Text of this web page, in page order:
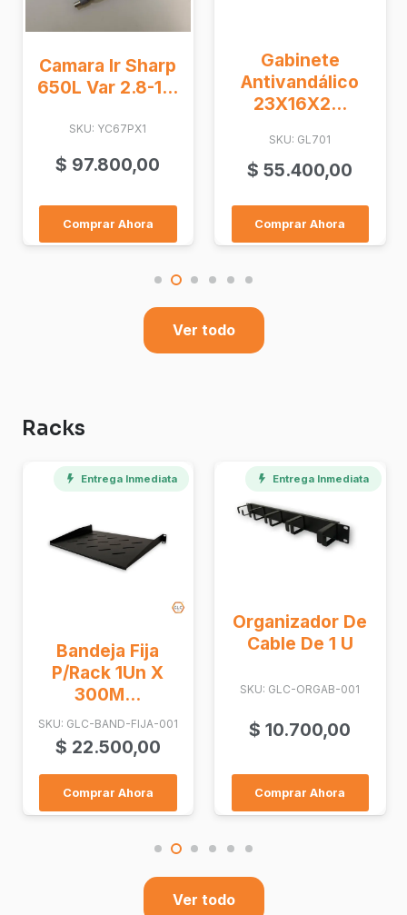
Camara Ir Sharp
650L Var 2.8-1...
SKU: YC67PX1
$ 97.800,00
Comprar Ahora
Gabinete
Antivandálico
23X16X2...
SKU: GL701
$ 55.400,00
Comprar Ahora
Ver todo
Racks
Entrega Inmediata
Bandeja Fija
P/Rack 1Un X
300M...
SKU: GLC-BAND-FIJA-001
$ 22.500,00
Comprar Ahora
Entrega Inmediata
Organizador De
Cable De 1 U
SKU: GLC-ORGAB-001
$ 10.700,00
Comprar Ahora
Ver todo